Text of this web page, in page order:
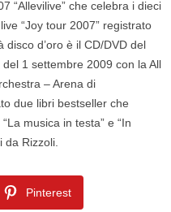
“Allevilive” che celebra i dieci
“Joy tour 2007” registrato
disco d’oro è il CD/DVD del
1 settembre 2009 con la All
– Arena di
due libri bestseller che
musica in testa” e “In
Rizzoli.
Pinterest